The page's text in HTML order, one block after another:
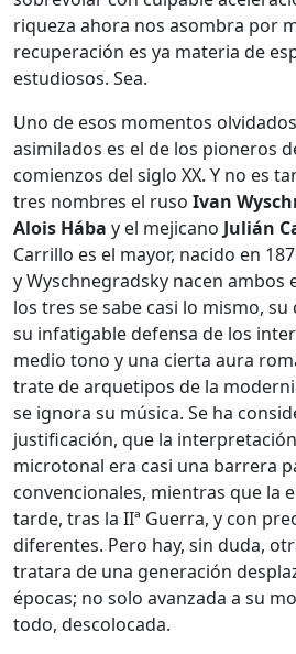
riqueza ahora nos asombra por
recuperación es ya materia de
estudiosos. Sea.
Uno de esos momentos
asimilados es el de los pioneros
comienzos del siglo XX. Y no es
tres nombres el ruso Ivan
Alois Hába y el mejicano Julián
Carrillo es el mayor, nacido en
y Wyschnegradsky nacen ambos
los tres se sabe casi lo mismo,
su infatigable defensa de los
medio tono y una cierta aura
trate de arquetipos de la
se ignora su música. Se ha
justificación, que la
microtonal era casi una barrera
convencionales, mientras que la
tarde, tras la IIª Guerra, y con
diferentes. Pero hay, sin duda,
tratara de una generación
épocas; no solo avanzada a su
todo, descolocada.